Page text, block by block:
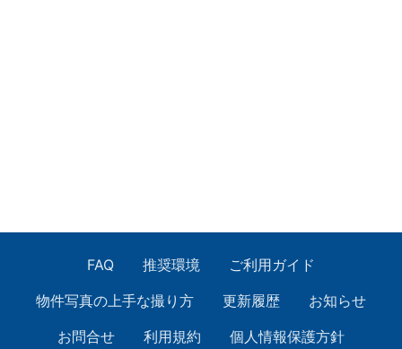
FAQ 推奨環境
ご利用ガイド
物件写真の上手な撮り方
更新履歴
お知らせ
お問合せ
利用規約 個人情報保護方針